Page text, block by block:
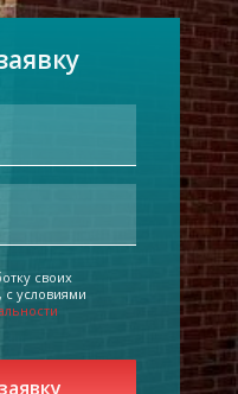
своих
условиями